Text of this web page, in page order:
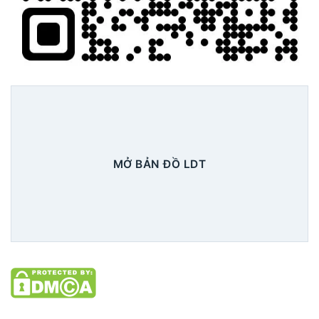
MỞ BẢN ĐỒ LDT
Xem chi tiết